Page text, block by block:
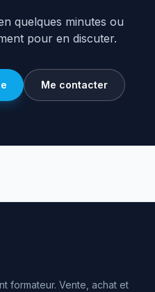
quelques minutes ou
pour en discuter.
Me contacter
formateur. Vente, achat et